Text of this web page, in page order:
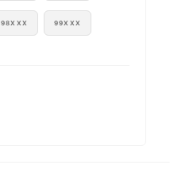
98XXX 99XXX